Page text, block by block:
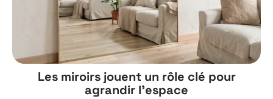
Les miroirs jouent un rôle clé pour
agrandir l’espace